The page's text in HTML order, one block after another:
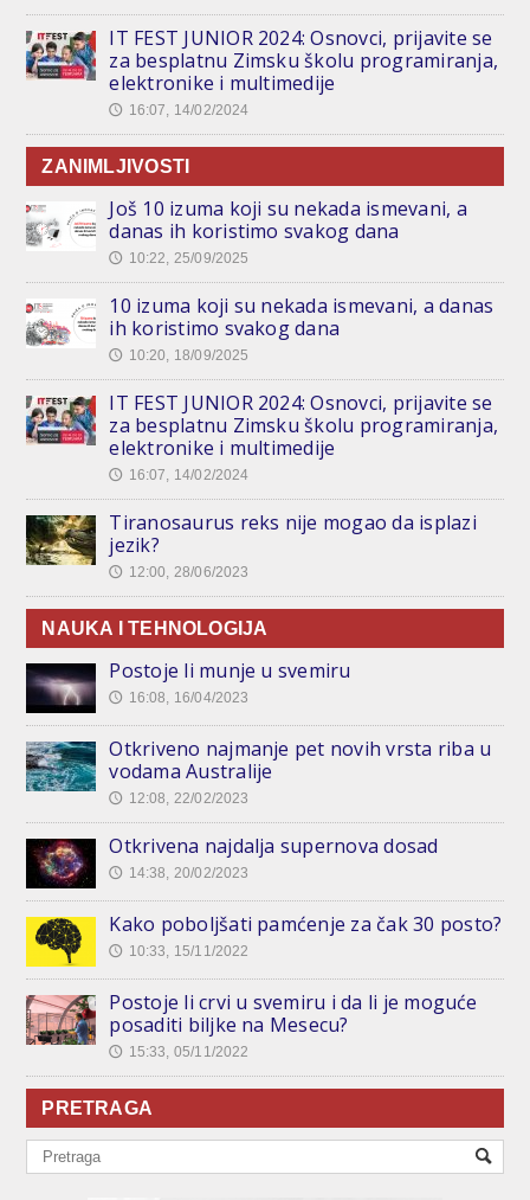
IT FEST JUNIOR 2024: Osnovci, prijavite se
za besplatnu Zimsku školu programiranja,
elektronike i multimedije
🕔 16:07, 14/02/2024
ZANIMLJIVOSTI
Još 10 izuma koji su nekada ismevani, a
danas ih koristimo svakog dana
🕔 10:22, 25/09/2025
10 izuma koji su nekada ismevani, a danas
ih koristimo svakog dana
🕔 10:20, 18/09/2025
IT FEST JUNIOR 2024: Osnovci, prijavite se
za besplatnu Zimsku školu programiranja,
elektronike i multimedije
🕔 16:07, 14/02/2024
Tiranosaurus reks nije mogao da isplazi
jezik?
🕔 12:00, 28/06/2023
NAUKA I TEHNOLOGIJA
Postoje li munje u svemiru
🕔 16:08, 16/04/2023
Otkriveno najmanje pet novih vrsta riba u
vodama Australije
🕔 12:08, 22/02/2023
Otkrivena najdalja supernova dosad
🕔 14:38, 20/02/2023
Kako poboljšati pamćenje za čak 30 posto?
🕔 10:33, 15/11/2022
Postoje li crvi u svemiru i da li je moguće
posaditi biljke na Mesecu?
🕔 15:33, 05/11/2022
PRETRAGA